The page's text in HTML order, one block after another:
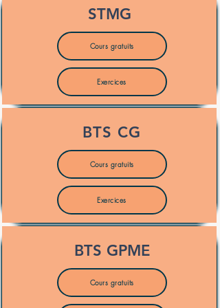
STMG
Cours gratuits
Exercices
BTS CG
Cours gratuits
Exercices
BTS GPME
Cours gratuits